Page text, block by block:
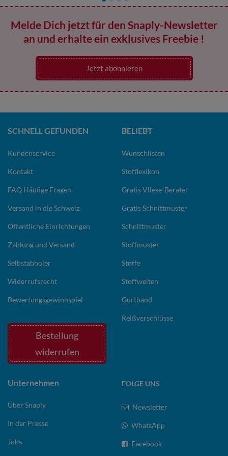
Melde Dich jetzt für den Snaply-Newsletter
an und erhalte ein exklusives Freebie !
Jetzt abonnieren
SCHNELL GEFUNDEN
Kundenservice
Kontakt
FAQ Häufige Fragen
Versand in die Schweiz
Öffentliche Einrichtungen
Zahlung und Versand
Selbstabholer
Widerrufsrecht
Bewertungsgewinnspiel
Bestellung
widerrufen
BELIEBT
Wunschlisten
Stofflexikon
Gratis Vliese-Berater
Gratis Schnittmuster
Schnittmuster
Stoffmuster
Stoffe
Stoffwelten
Gurtband
Reißverschlüsse
Unternehmen
Über Snaply
In der Presse
Jobs
FOLGE UNS
Newsletter
WhatsApp
Facebook